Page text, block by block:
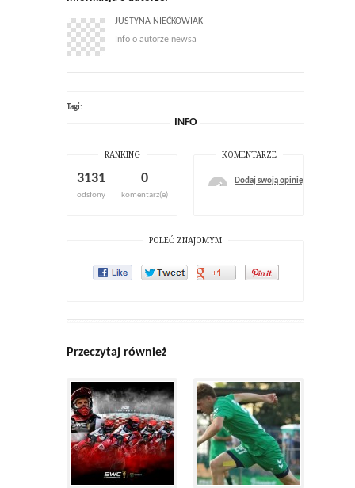
JUSTYNA NIEĆKOWIAK
Info o autorze newsa
Tagi:
INFO
RANKING
3131
odsłony
0
komentarz(e)
KOMENTARZE
Dodaj swoją opinię
POLEĆ ZNAJOMYM
Przeczytaj również